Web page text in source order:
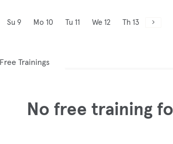
Su 9 Mo 10 Tu 11 We 12 Th 13
Free Trainings
No free training